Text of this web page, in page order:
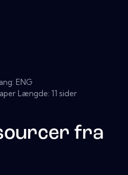
ENG
Længde: 11 sider
fra